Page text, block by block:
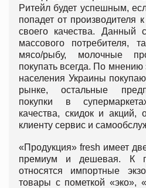
Ритейл будет успешным,
попадет от производителя
своего качества. Данный
массового потребителя,
мясо/рыбу, молочные
покупать всегда. По мнению
населения Украины
рынке, остальные
покупки в
качества, скидок и акций,
клиенту сервис и
«Продукция» fresh имеет
премиум и дешевая. К
относятся импортные
товары с пометкой «эко»,